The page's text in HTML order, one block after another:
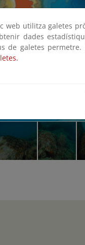
web utilitza galetes
dades
galetes